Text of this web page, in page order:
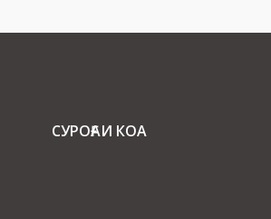
СУРОҒАИ КОА